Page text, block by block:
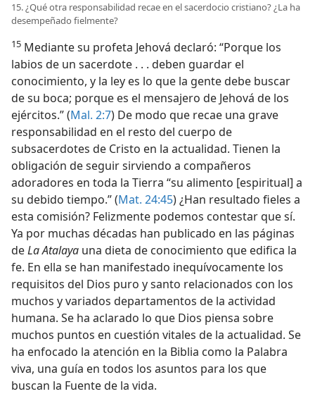
15. ¿Qué otra responsabilidad recae en el sacerdocio cristiano? ¿La ha
desempeñado fielmente?
15 Mediante su profeta Jehová declaró: “Porque los
labios de un sacerdote . . . deben guardar el
conocimiento, y la ley es lo que la gente debe buscar
de su boca; porque es el mensajero de Jehová de los
ejércitos.” (Mal. 2:7) De modo que recae una grave
responsabilidad en el resto del cuerpo de
subsacerdotes de Cristo en la actualidad. Tienen la
obligación de seguir sirviendo a compañeros
adoradores en toda la Tierra “su alimento [espiritual] a
su debido tiempo.” (Mat. 24:45) ¿Han resultado fieles a
esta comisión? Felizmente podemos contestar que sí.
Ya por muchas décadas han publicado en las páginas
deLa Atalaya una dieta de conocimiento que edifica la
fe. En ella se han manifestado inequívocamente los
requisitos del Dios puro y santo relacionados con los
muchos y variados departamentos de la actividad
humana. Se ha aclarado lo que Dios piensa sobre
muchos puntos en cuestión vitales de la actualidad. Se
ha enfocado la atención en la Biblia como la Palabra
viva, una guía en todos los asuntos para los que
buscan la Fuente de la vida.